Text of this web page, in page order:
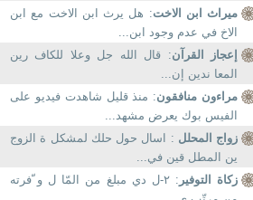
ميراث ابن الاخت: هل يرث ابن الاخت مع ابن
الاخ في عدم وجود ابن...
إعجاز القرآن: قال الله جل وعلا للكاف رين
المعا ندين إن...
مراءون منافقون: منذ قليل شاهدت فيديو على
الفيس بوك يعرض مشهد...
زواج المحلل : اسال حول حلك لمشكل ة الزوج
ين المطل قين في...
زكاة التوفير
: ٢-ل دي مبلغ من المّا ل و ّفرته